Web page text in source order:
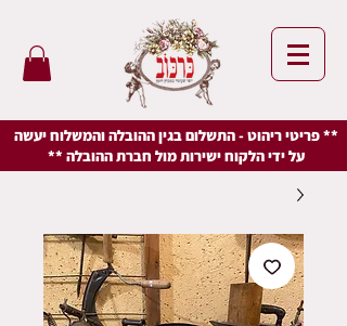
** פריטי ריהוט - התשלום בגין ההובלה והמשלוח יעשה
על ידי הלקוח ישירות מול חברת ההובלה **